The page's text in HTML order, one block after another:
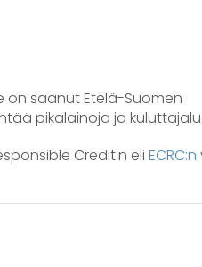
on saanut Etelä-Suomen
pikalainoja ja
Credit:n eli ECRC:n